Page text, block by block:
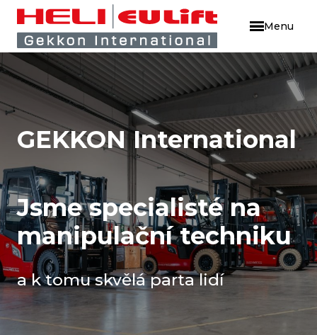
Menu
HELI
H-
GEKKON International
Jsme specialisté na
manipulační techniku
a k tomu skvělá parta lidí